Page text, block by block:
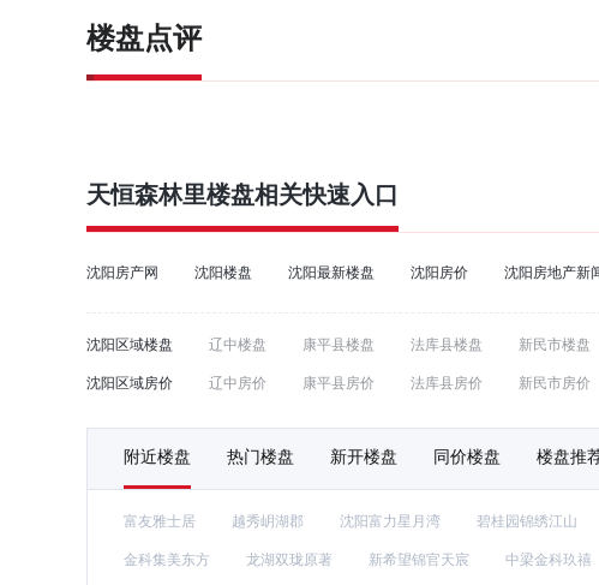
楼盘点评
天恒森林里楼盘相关快速入口
沈阳房产网 沈阳楼盘 沈阳最新楼盘 沈阳房价 沈阳房地产新
沈阳区域楼盘 辽中楼盘 康平县楼盘 法库县楼盘 新民市楼盘
沈阳区域房价 辽中房价 康平县房价 法库县房价 新民市房价
附近楼盘 热门楼盘 新开楼盘 同价楼盘 楼盘推
富友雅士居 越秀岄湖郡 沈阳富力星月湾 碧桂园锦绣江山
金科集美东方 龙湖双珑原著 新希望锦官天宸 中梁金科玖禧